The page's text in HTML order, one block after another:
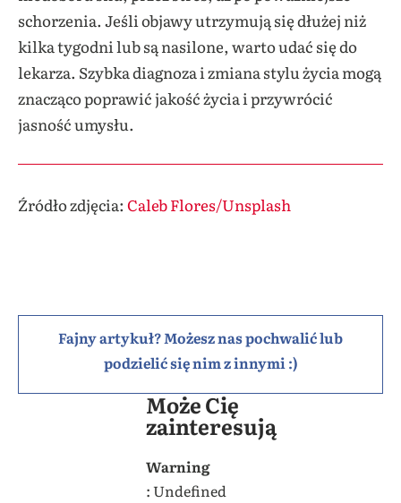
schorzenia. Jeśli objawy utrzymują się dłużej niż
kilka tygodni lub są nasilone, warto udać się do
lekarza. Szybka diagnoza i zmiana stylu życia mogą
znacząco poprawić jakość życia i przywrócić
jasność umysłu.
Źródło zdjęcia: Caleb Flores/Unsplash
Fajny artykuł? Możesz nas pochwalić lub
podzielić się nim z innymi :)
Może Cię
zainteresują
Warning
: Undefined